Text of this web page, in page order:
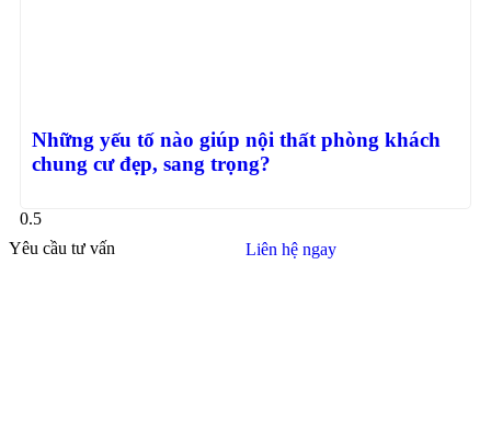
Những yếu tố nào giúp nội thất phòng khách
chung cư đẹp, sang trọng?
Yêu cầu tư vấn Liên hệ ngay